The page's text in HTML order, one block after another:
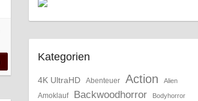
Kategorien
4K UltraHD Abenteuer Action Alien
Amoklauf Backwoodhorror Bodyhorror